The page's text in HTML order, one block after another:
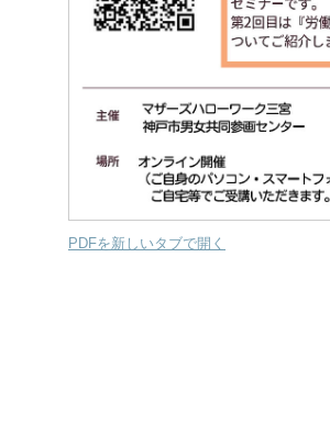
PDFを新しいタブで開く